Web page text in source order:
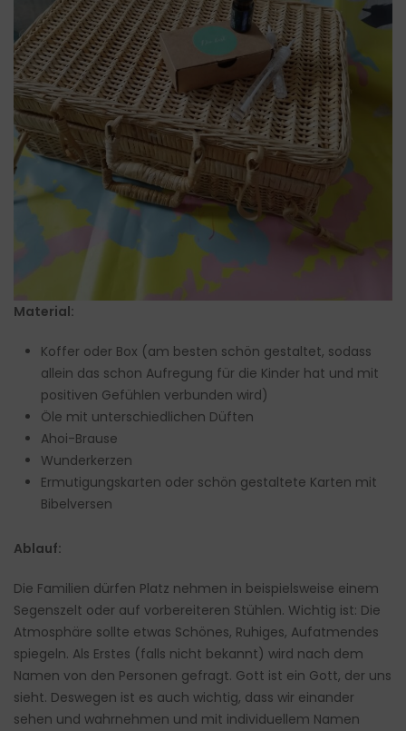
Material:
Koffer oder Box (am besten schön gestaltet, sodass
allein das schon Aufregung für die Kinder hat und mit
positiven Gefühlen verbunden wird)
Öle mit unterschiedlichen Düften
Ahoi-Brause
Wunderkerzen
Ermutigungskarten oder schön gestaltete Karten mit
Bibelversen
Ablauf:
Die Familien dürfen Platz nehmen in beispielsweise einem
Segenszelt oder auf vorbereiteren Stühlen. Wichtig ist: Die
Atmosphäre sollte etwas Schönes, Ruhiges, Aufatmendes
spiegeln. Als Erstes (falls nicht bekannt) wird nach dem
Namen von den Personen gefragt. Gott ist ein Gott, der uns
sieht. Deswegen ist es auch wichtig, dass wir einander
sehen und wahrnehmen und mit individuellem Namen